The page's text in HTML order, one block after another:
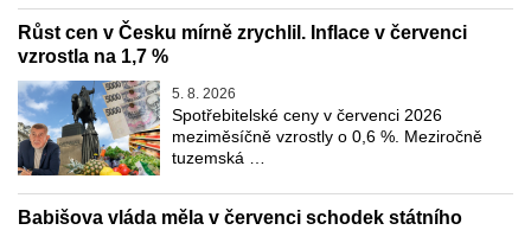
Růst cen v Česku mírně zrychlil. Inflace v červenci
vzrostla na 1,7 %
5. 8. 2026
Spotřebitelské ceny v červenci 2026
meziměsíčně vzrostly o 0,6 %. Meziročně
tuzemská …
Babišova vláda měla v červenci schodek státního